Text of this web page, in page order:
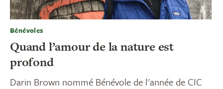
Bénévoles
Quand l’amour de la nature est
profond
Darin Brown nommé Bénévole de l'année de CIC